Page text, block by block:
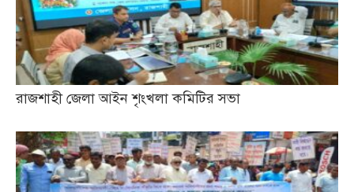
রাজশাহী জেলা আইন শৃংখলা কমিটির সভা